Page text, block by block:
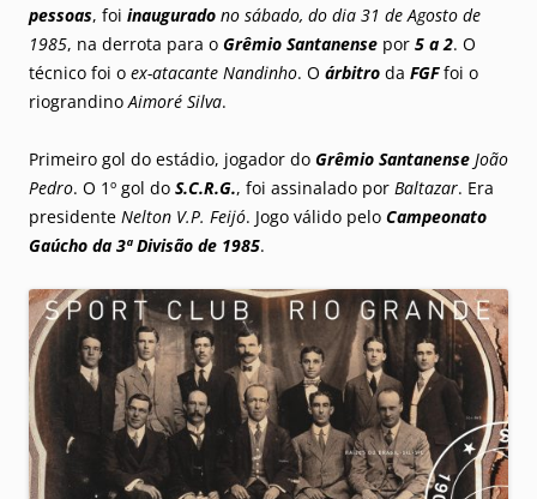
pessoas, foi inaugurado no sábado, do dia 31 de Agosto de
1985, na derrota para o Grêmio Santanense por 5 a 2. O
técnico foi o ex-atacante Nandinho. O árbitro da FGFfoi o
riograndinoAimoré Silva.
Primeiro gol do estádio, jogador do Grêmio Santanense João
Pedro. O 1º gol do S.C.R.G., foi assinalado por Baltazar. Era
presidente Nelton V.P. Feijó. Jogo válido pelo Campeonato
Gaúcho da 3ª Divisão de 1985.